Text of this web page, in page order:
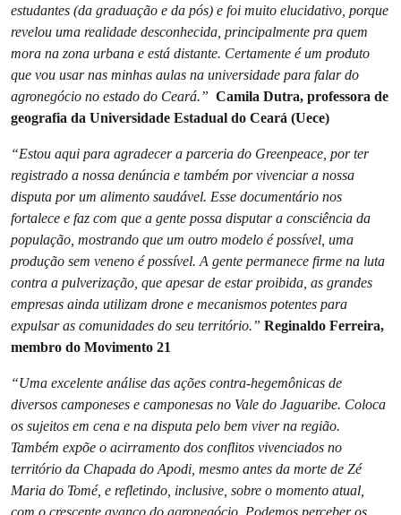
estudantes (da graduação e da pós) e foi muito elucidativo, porque
revelou uma realidade desconhecida, principalmente pra quem
mora na zona urbana e está distante. Certamente é um produto
que vou usar nas minhas aulas na universidade para falar do
agronegócio no estado do Ceará.” Camila Dutra, professora de
geografia da Universidade Estadual do Ceará (Uece)
“Estou aqui para agradecer a parceria do Greenpeace, por ter
registrado a nossa denúncia e também por vivenciar a nossa
disputa por um alimento saudável. Esse documentário nos
fortalece e faz com que a gente possa disputar a consciência da
população, mostrando que um outro modelo é possível, uma
produção sem veneno é possível. A gente permanece firme na luta
contra a pulverização, que apesar de estar proibida, as grandes
empresas ainda utilizam drone e mecanismos potentes para
expulsar as comunidades do seu território.” Reginaldo Ferreira,
membro do Movimento 21
“Uma excelente análise das ações contra-hegemônicas de
diversos camponeses e camponesas no Vale do Jaguaribe. Coloca
os sujeitos em cena e na disputa pelo bem viver na região.
Também expõe o acirramento dos conflitos vivenciados no
território da Chapada do Apodi, mesmo antes da morte de Zé
Maria do Tomé, e refletindo, inclusive, sobre o momento atual,
com o crescente avanço do agronegócio. Podemos perceber os